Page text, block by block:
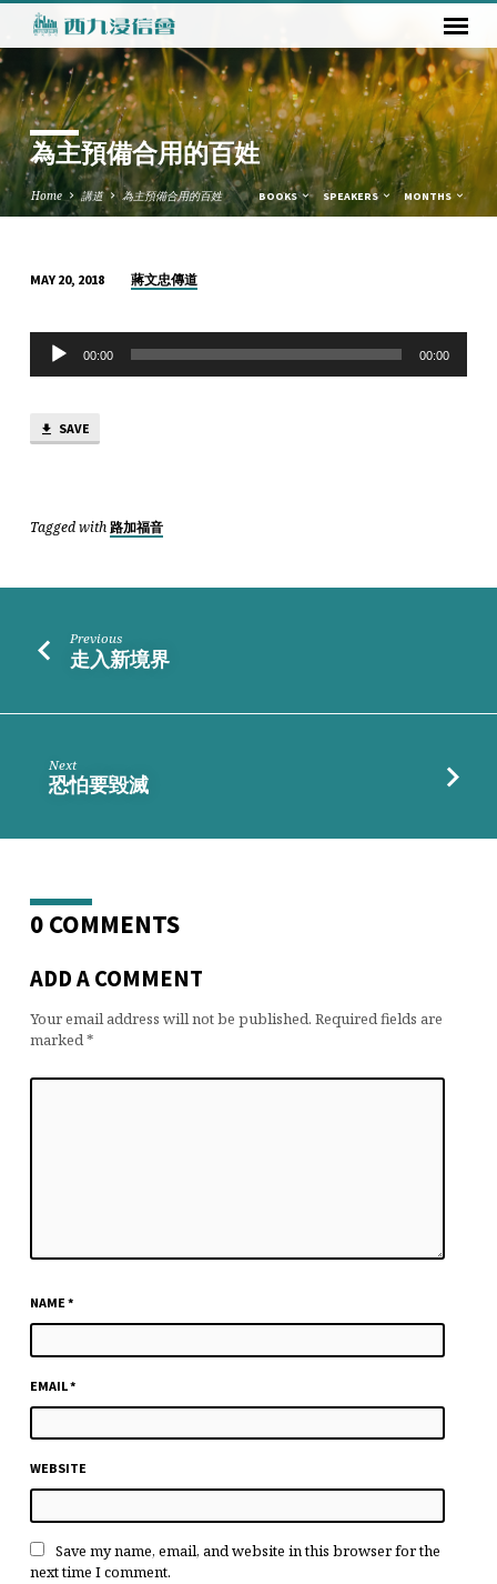
為主預備合用的百姓
Home 講道 為主預備合用的百姓 BOOKS SPEAKERS MONTHS
主
預
備
用
姓
MAY 20, 2018 蔣文忠傳道
Audio
Player
00:00 00:00
SAVE
Tagged with 路加福音
Previous
走入新境界
Next
恐怕要毀滅
0 COMMENTS
ADD A COMMENT
Your email address will not be published. Required fields are
marked*
NAME*
EMAIL*
WEBSITE
Save my name, email, and website in this browser for the
next time I comment.